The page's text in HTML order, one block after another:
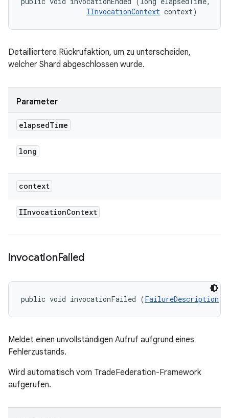
IInvocationContext context)
Detailliertere Rückrufaktion, um zu unterscheiden,
welcher Shard abgeschlossen wurde.
Parameter
elapsedTime
long
context
IInvocationContext
invocationFailed
public void invocationFailed (FailureDescription
Meldet einen unvollständigen Aufruf aufgrund eines
Fehlerzustands.
Wird automatisch vom TradeFederation-Framework
aufgerufen.